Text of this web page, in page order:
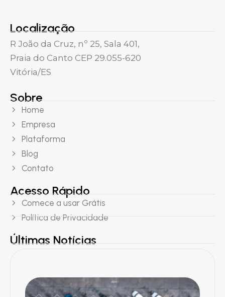
Localização
R João da Cruz, nº 25, Sala 401,
Praia do Canto CEP 29.055-620
Vitória/ES
Sobre
Home
Empresa
Plataforma
Blog
Contato
Acesso Rápido
Comece a usar Grátis
Política de Privacidade
Últimas Notícias